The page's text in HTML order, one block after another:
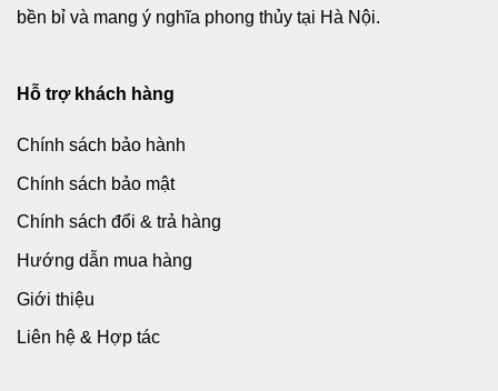
bền bỉ và mang ý nghĩa phong thủy tại Hà Nội.
Hỗ trợ khách hàng
Chính sách bảo hành
Chính sách bảo mật
Chính sách đổi & trả hàng
Hướng dẫn mua hàng
Giới thiệu
Liên hệ & Hợp tác